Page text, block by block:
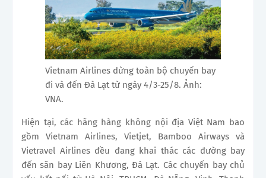
Vietnam Airlines dừng toàn bộ chuyến bay
đi và đến Đà Lạt từ ngày 4/3-25/8. Ảnh:
VNA.
Hiện tại, các hãng hàng không nội địa Việt Nam bao
gồm Vietnam Airlines, Vietjet, Bamboo Airways và
Vietravel Airlines đều đang khai thác các đường bay
đến sân bay Liên Khương, Đà Lạt. Các chuyến bay chủ